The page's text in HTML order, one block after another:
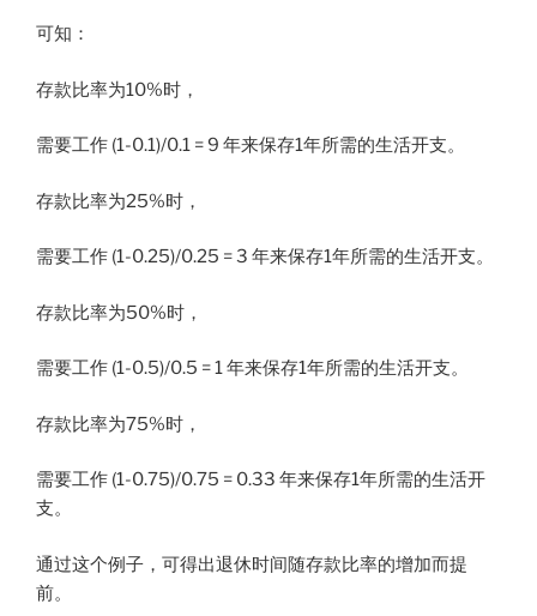
可知：
存款比率为10%时，
需要工作 (1-0.1)/0.1 = 9 年来保存1年所需的生活开支。
存款比率为25%时，
需要工作 (1-0.25)/0.25 = 3 年来保存1年所需的生活开支。
存款比率为50%时，
需要工作 (1-0.5)/0.5 = 1 年来保存1年所需的生活开支。
存款比率为75%时，
需要工作 (1-0.75)/0.75 = 0.33 年来保存1年所需的生活开
支。
通过这个例子，可得出退休时间随存款比率的增加而提
前。